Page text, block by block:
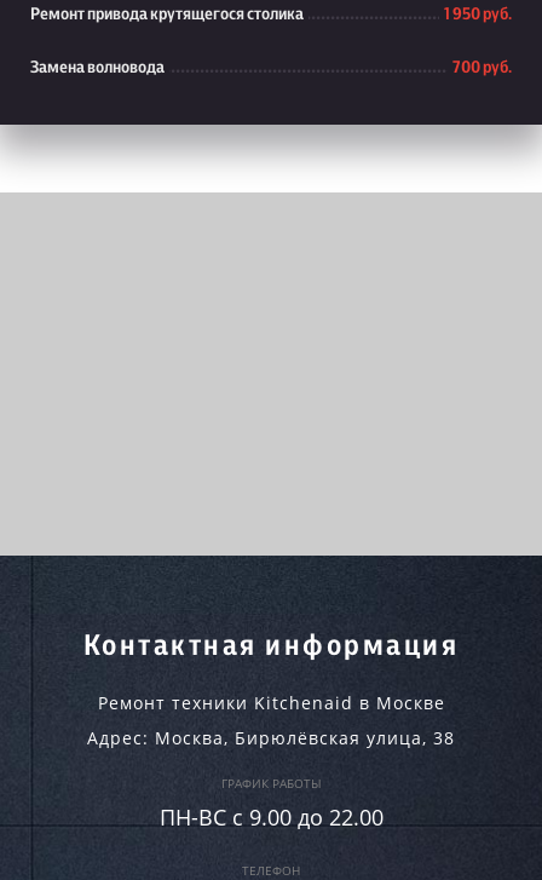
Ремонт привода крутящегося столика 1 950 руб.
Замена волновода 700 руб.
Контактная информация
Ремонт техники Kitchenaid в Москве
Адрес: Москва, Бирюлёвская улица, 38
ГРАФИК РАБОТЫ
ПН-ВC c 9.00 до 22.00
ТЕЛЕФОН